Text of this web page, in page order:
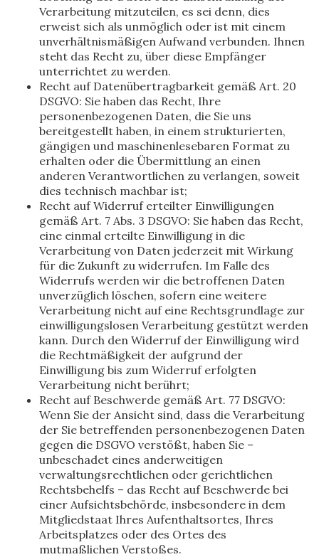
Verarbeitung mitzuteilen, es sei denn, dies
erweist sich als unmöglich oder ist mit einem
unverhältnismäßigen Aufwand verbunden. Ihnen
steht das Recht zu, über diese Empfänger
unterrichtet zu werden.
Recht auf Datenübertragbarkeit gemäß Art. 20
DSGVO: Sie haben das Recht, Ihre
personenbezogenen Daten, die Sie uns
bereitgestellt haben, in einem strukturierten,
gängigen und maschinenlesebaren Format zu
erhalten oder die Übermittlung an einen
anderen Verantwortlichen zu verlangen, soweit
dies technisch machbar ist;
Recht auf Widerruf erteilter Einwilligungen
gemäß Art. 7 Abs. 3 DSGVO: Sie haben das Recht,
eine einmal erteilte Einwilligung in die
Verarbeitung von Daten jederzeit mit Wirkung
für die Zukunft zu widerrufen. Im Falle des
Widerrufs werden wir die betroffenen Daten
unverzüglich löschen, sofern eine weitere
Verarbeitung nicht auf eine Rechtsgrundlage zur
einwilligungslosen Verarbeitung gestützt werden
kann. Durch den Widerruf der Einwilligung wird
die Rechtmäßigkeit der aufgrund der
Einwilligung bis zum Widerruf erfolgten
Verarbeitung nicht berührt;
Recht auf Beschwerde gemäß Art. 77 DSGVO:
Wenn Sie der Ansicht sind, dass die Verarbeitung
der Sie betreffenden personenbezogenen Daten
gegen die DSGVO verstößt, haben Sie –
unbeschadet eines anderweitigen
verwaltungsrechtlichen oder gerichtlichen
Rechtsbehelfs – das Recht auf Beschwerde bei
einer Aufsichtsbehörde, insbesondere in dem
Mitgliedstaat Ihres Aufenthaltsortes, Ihres
Arbeitsplatzes oder des Ortes des
mutmaßlichen Verstoßes.